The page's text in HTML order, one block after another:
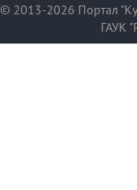
© 2013-2026 Портал
ГАУК